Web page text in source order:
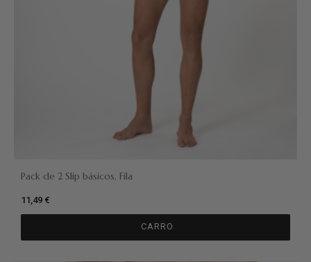
Pack de 2 Slip básicos, Fila
11,49 €
CARRO